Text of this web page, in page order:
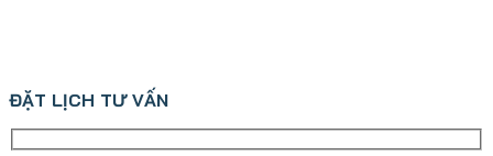
ĐẶT LỊCH TƯ VẤN